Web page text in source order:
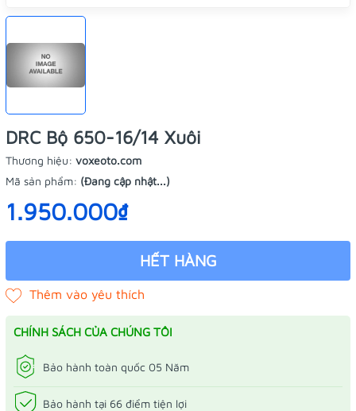
DRC Bộ 650-16/14 Xuôi
Thương hiệu: voxeoto.com
Mã sản phẩm: (Đang cập nhật...)
1.950.000₫
HẾT HÀNG
CHÍNH SÁCH CỦA CHÚNG TÔI
Bảo hành toàn quốc 05 Năm
Bảo hành tại 66 điểm tiện lợi